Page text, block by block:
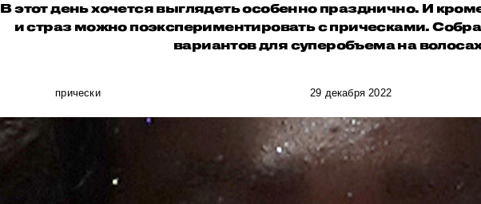
В этот день хочется выглядеть особенно празднично. И
и страз можно поэкспериментировать с прическами.
вариантов для суперобъема на
прически 29 декабря 2022